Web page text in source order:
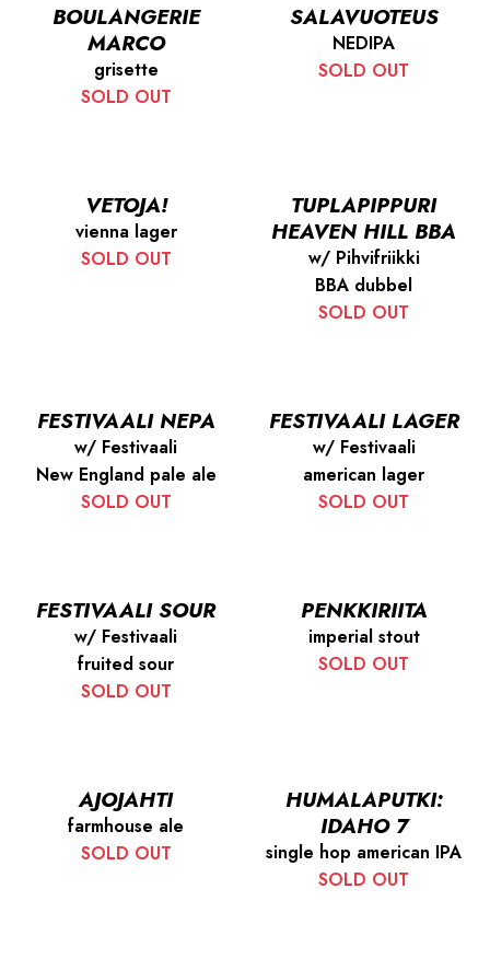
BOULANGERIE
MARCO
grisette
SOLD OUT
SALAVUOTEUS
NEDIPA
SOLD OUT
VETOJA!
vienna lager
SOLD OUT
TUPLAPIPPURI
HEAVEN HILL BBA
w/ Pihvifriikki
BBA dubbel
SOLD OUT
FESTIVAALI NEPA
w/ Festivaali
New England pale ale
SOLD OUT
FESTIVAALI LAGER
w/ Festivaali
american lager
SOLD OUT
FESTIVAALI SOUR
w/ Festivaali
fruited sour
SOLD OUT
PENKKIRIITA
imperial stout
SOLD OUT
AJOJAHTI
farmhouse ale
SOLD OUT
HUMALAPUTKI:
IDAHO 7
single hop american IPA
SOLD OUT